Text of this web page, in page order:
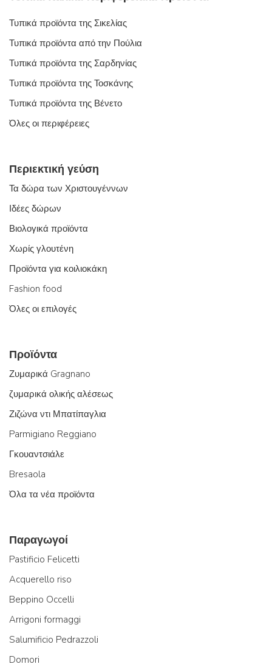
Τυπικά προϊόντα της Σικελίας
Τυπικά προϊόντα από την Πούλια
Τυπικά προϊόντα της Σαρδηνίας
Τυπικά προϊόντα της Τοσκάνης
Τυπικά προϊόντα της Βένετο
Όλες οι περιφέρειες
Περιεκτική γεύση
Τα δώρα των Χριστουγέννων
Ιδέες δώρων
Βιολογικά προϊόντα
Χωρίς γλουτένη
Προϊόντα για κοιλιοκάκη
Fashion food
Όλες οι επιλογές
Προϊόντα
Ζυμαρικά Gragnano
ζυμαρικά ολικής αλέσεως
Ζιζώνα ντι Μπατίπαγλια
Parmigiano Reggiano
Γκουαντσιάλε
Bresaola
Όλα τα νέα προϊόντα
Παραγωγοί
Pastificio Felicetti
Acquerello riso
Beppino Occelli
Arrigoni formaggi
Salumificio Pedrazzoli
Domori